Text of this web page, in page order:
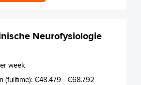
Neurofysiologie
week
(fulltime): €48.479 - €68.792